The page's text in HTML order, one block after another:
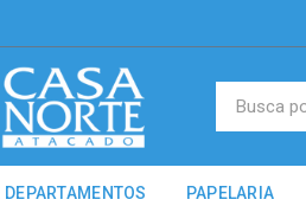
DEPARTAMENTOS PAPELARIA